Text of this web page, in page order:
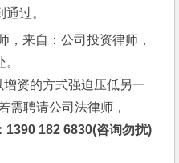
过。
，来自：公司投资律师，
增资的方式强迫压低另一
需聘请公司法律师，
1390 182 6830(咨询勿扰)